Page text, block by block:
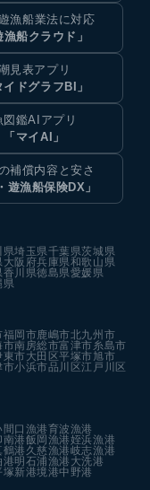
漁船業法に対応
漁船クラウド」
見表アプリ
イドグラフBI」
図鑑AIアプリ
「マイAI」
補償内容と安さ
遊漁船保険DX」
県埼玉県千葉県茨城県
大阪府兵庫県和歌山県
香川県徳島県愛媛県
県
福岡市鹿嶋市北九州市
市南房総市富津市糸島市
東市大田区平塚市旭市
市小浜市品川区江戸川区
間口漁港育波漁港
南港飯岡漁港姪浜漁港
鶴港 久慈漁港岐志漁港
港明石浦漁港 大洗港
塚新港境港中野港